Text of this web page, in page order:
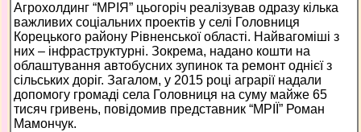
Агрохолдинг “МРІЯ” цьогоріч реалізував одразу кілька
важливих соціальних проектів у селі Головниця
Корецького району Рівненської області. Найвагоміші з
них – інфраструктурні. Зокрема, надано кошти на
облаштування автобусних зупинок та ремонт однієї з
сільських доріг. Загалом, у 2015 році аграрії надали
допомогу громаді села Головниця на суму майже 65
тисяч гривень, повідомив представник “МРІЇ” Роман
Мамончук.